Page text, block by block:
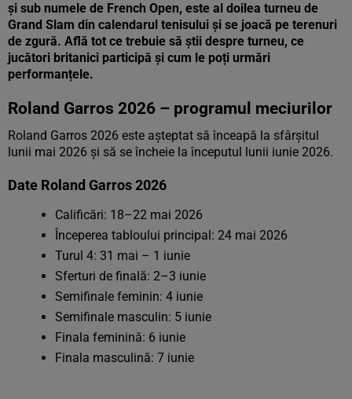
și sub numele de French Open, este al doilea turneu de
Grand Slam din calendarul tenisului și se joacă pe terenuri
de zgură. Află tot ce trebuie să știi despre turneu, ce
jucători britanici participă și cum le poți urmări
performanțele.
Roland Garros 2026 – programul meciurilor
Roland Garros 2026 este așteptat să înceapă la sfârșitul
lunii mai 2026 și să se încheie la începutul lunii iunie 2026.
Date Roland Garros 2026
Calificări: 18–22 mai 2026
Începerea tabloului principal: 24 mai 2026
Turul 4: 31 mai – 1 iunie
Sferturi de finală: 2–3 iunie
Semifinale feminin: 4 iunie
Semifinale masculin: 5 iunie
Finala feminină: 6 iunie
Finala masculină: 7 iunie